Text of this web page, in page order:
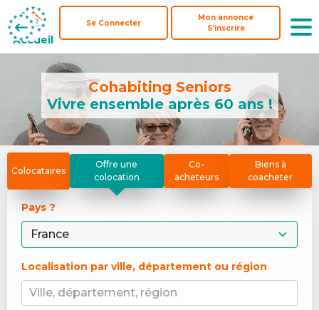
Accueil
Se Connecter
Mon annonce
S'inscrire
Accueil
Se Connecter
Mon annonce
S'inscrire
Cohabiting Seniors
Vivre ensemble après 60 ans !
Colocataires
Offre une
colocation
Co-
acheteurs
Biens à
coacheter
Pays ?
Localisation par ville, département ou région
Ville, département, région